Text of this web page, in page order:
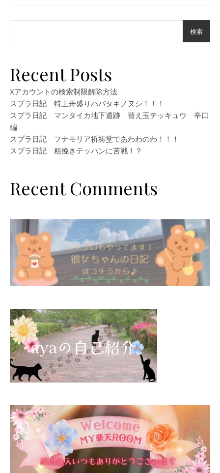
検索
Recent Posts
Xアカウントの検索制限解除方法
スプラ日記 特上舟盛りハバタキノヌシ！！！
スプラ日記 マンタイカ地下遺跡 替え玉テッキュウ 辛口
編
スプラ日記 フナモリア祈祷堂であわわのわ！！！
スプラ日記 粗挽きテッパンに苦戦！？
Recent Comments